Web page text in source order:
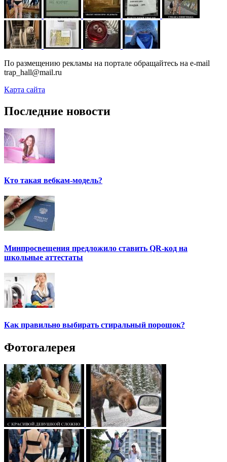
По размещению рекламы на портале обращайтесь на e-mail
trap_hall@mail.ru
Карта сайта
Последние новости
Кто такая вебкам-модель?
Минпросвещения предложило ставить QR-код на
школьные аттестаты
Как правильно выбирать стиральный порошок?
Фотогалерея